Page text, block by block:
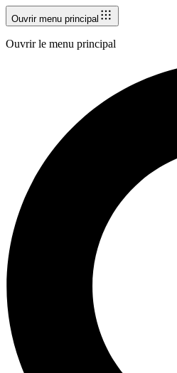
Ouvrir menu principal
Ouvrir le menu principal